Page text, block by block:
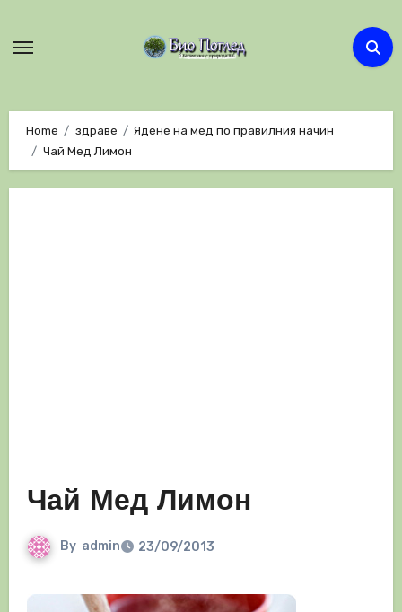
Home здраве
Ядене на мед по правилния начин
Чай Мед Лимон
Чай Мед Лимон
By admin 23/09/2013